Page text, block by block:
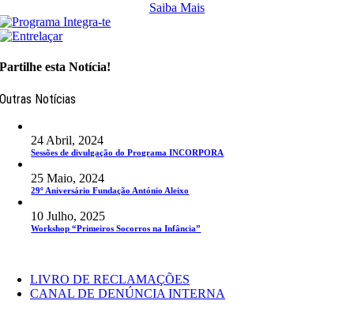
Saiba Mais
Partilhe esta Notícia!
Outras Notícias
24 Abril, 2024
Sessões de divulgação do Programa INCORPORA
25 Maio, 2024
29º Aniversário Fundação António Aleixo
10 Julho, 2025
Workshop “Primeiros Socorros na Infância”
LIVRO DE RECLAMAÇÕES
CANAL DE DENÚNCIA INTERNA